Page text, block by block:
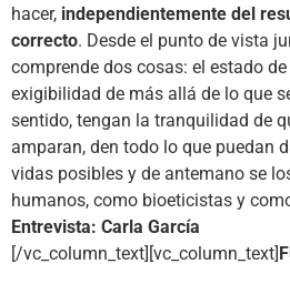
hacer, independientemente del
correcto. Desde el punto de vista
comprende dos cosas: el estado
exigibilidad de más allá de lo que
sentido, tengan la tranquilidad de
amparan, den todo lo que puedan
vidas posibles y de antemano se
humanos, como bioeticistas y
Entrevista: Carla García
[/vc_column_text][vc_column_text]